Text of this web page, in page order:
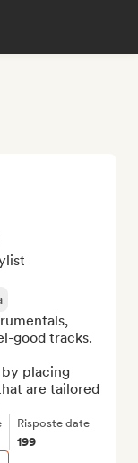
good tracks.
placing
are tailored
Risposte date
199